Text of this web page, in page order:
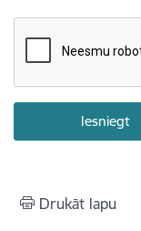
Drukāt lapu